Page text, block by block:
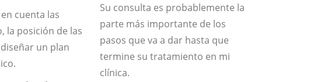
cuenta las
la posición de las
un plan
Su consulta es probablemente la
parte más importante de los
pasos que va a dar hasta que
termine su tratamiento en mi
clínica.